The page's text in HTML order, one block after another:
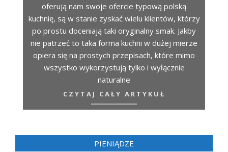
oferują nam swoje ofercie typową polską
kuchnię, są w stanie zyskać wielu klientów, którzy
po prostu doceniają taki oryginalny smak. Jakby
nie patrzeć to taka forma kuchni w dużej mierze
opiera się na prostych przepisach, które mimo
wszystko wykorzystują tylko i wyłącznie
naturalne
CZYTAJ CAŁY ARTYKUŁ
PIENIĄDZE